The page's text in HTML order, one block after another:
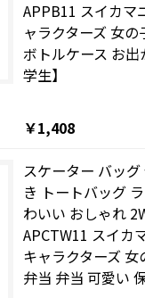
APPB11 スイカマ
ャラクターズ 女
ボトルケース お
学生】
￥1,408
スケーター バッ
き トートバッグ
わいい おしゃれ
APCTW11 スイカ
キャラクターズ
弁当 弁当 可愛い